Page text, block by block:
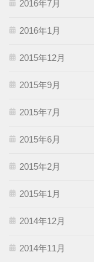
2016年7月
2016年1月
2015年12月
2015年9月
2015年7月
2015年6月
2015年2月
2015年1月
2014年12月
2014年11月